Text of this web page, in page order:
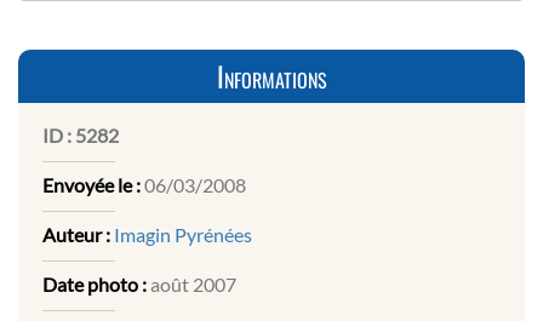
Informations
ID : 5282
Envoyée le :06/03/2008
Auteur : Imagin Pyrénées
Date photo :août 2007